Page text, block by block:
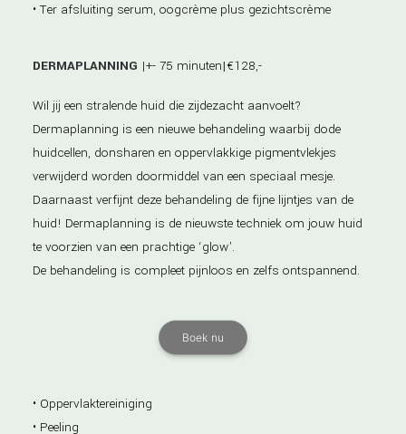
• Ter afsluiting serum, oogcrème plus gezichtscrème
DERMAPLANNING |+- 75 minuten|€128,-
Wil jij een stralende huid die zijdezacht aanvoelt?
Dermaplanning is een nieuwe behandeling waarbij dode
huidcellen, donsharen en oppervlakkige pigmentvlekjes
verwijderd worden doormiddel van een speciaal mesje.
Daarnaast verfijnt deze behandeling de fijne lijntjes van de
huid! Dermaplanning is de nieuwste techniek om jouw huid
te voorzien van een prachtige ‘glow’.
De behandeling is compleet pijnloos en zelfs ontspannend.
Boek nu
• Oppervlaktereiniging
• Peeling